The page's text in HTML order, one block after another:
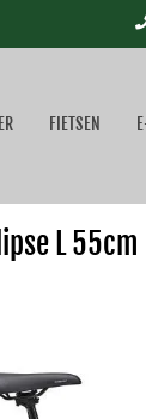
FIETSEN
L